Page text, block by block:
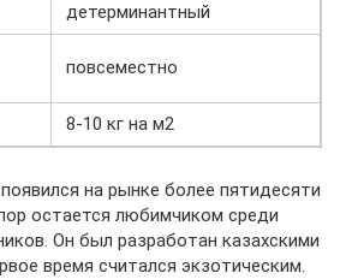
детерминантный
повсеместно
8-10 кг на м2
на рынке более пятидесяти
остается любимчиком среди
Он был разработан казахскими
время считался экзотическим.